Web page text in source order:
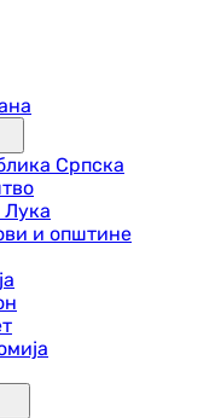
Српска
и општине